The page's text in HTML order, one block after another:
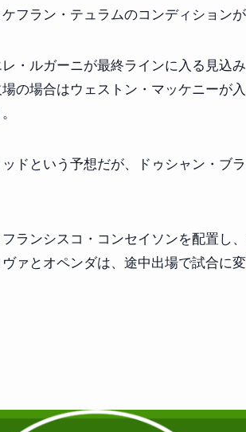
フラン・テュラムのコンディションが
・ルガーニが最終ラインに入る見込
の場合はウェストン・マッケニーが
ドという予想だが、ドゥシャン・ブ
ランシスコ・コンセイソンを配置し
ァとオペンダは、途中出場で試合に